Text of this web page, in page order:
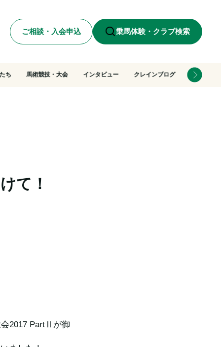
ご相談・入会申込 乗馬体験・クラブ検索
ち 馬術競技・大会 インタビュー クレインブログ
て！
会2017 PartⅡが御